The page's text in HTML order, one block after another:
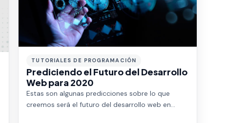
TUTORIALES DE PROGRAMACIÓN
Prediciendo el Futuro del Desarrollo
Web para 2020
Estas son algunas predicciones sobre lo que
creemos será el futuro del desarrollo web en